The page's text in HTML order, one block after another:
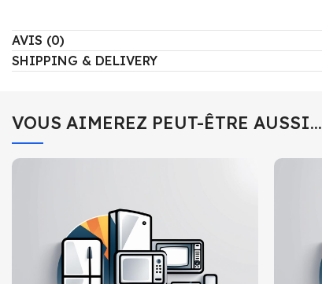
AVIS (0)
SHIPPING & DELIVERY
VOUS AIMEREZ PEUT-ÊTRE AUSSI…